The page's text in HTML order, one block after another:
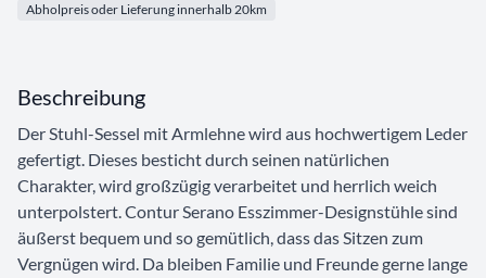
Abholpreis oder Lieferung innerhalb 20km
Beschreibung
Der Stuhl-Sessel mit Armlehne wird aus hochwertigem Leder
gefertigt. Dieses besticht durch seinen natürlichen
Charakter, wird großzügig verarbeitet und herrlich weich
unterpolstert. Contur Serano Esszimmer-Designstühle sind
äußerst bequem und so gemütlich, dass das Sitzen zum
Vergnügen wird. Da bleiben Familie und Freunde gerne lange